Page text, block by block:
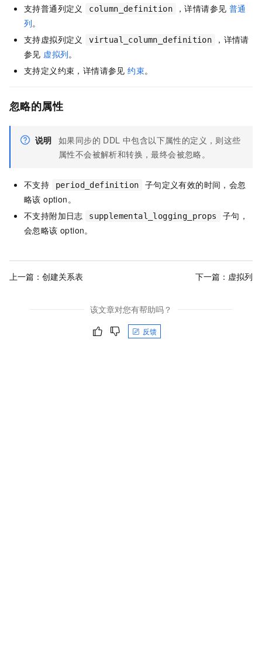
支持普通列定义 column_definition ，详情请参见 普通
列。
支持虚拟列定义
virtual_column_definition
，详情请
参见 虚拟列。
支持定义约束，详情请参见约束。
忽略的属性
说明 如果同步的 DDL 中包含以下属性的定义，则这些
属性不会被解析和转换，最终会被忽略。
不支持 period_definition
子句定义有效的时间，会忽
略该 option。
不支持附加日志
supplemental_logging_props
子句，
会忽略该 option。
上一篇： 创建关系表 下一篇： 虚拟列
该文章对您有帮助吗？
反馈